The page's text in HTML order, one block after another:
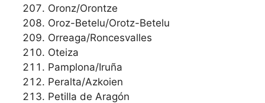
Oronz/Orontze
Oroz-Betelu/Orotz-Betelu
Orreaga/Roncesvalles
Oteiza
Pamplona/Iruña
Peralta/Azkoien
Petilla de Aragón